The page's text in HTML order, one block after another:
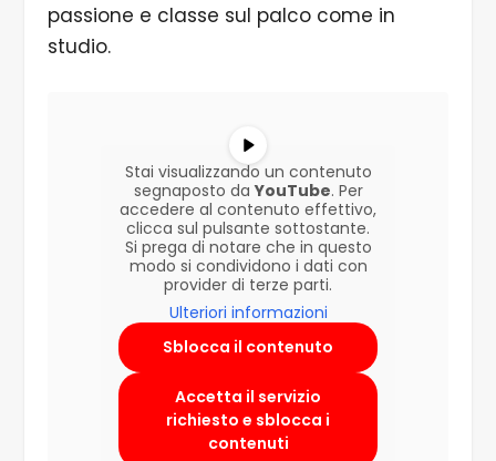
passione e classe sul palco come in
studio.
Stai visualizzando un contenuto
segnaposto daYouTube. Per
accedere al contenuto effettivo,
clicca sul pulsante sottostante.
Si prega di notare che in questo
modo si condividono i dati con
provider di terze parti.
Ulteriori informazioni
Sblocca il contenuto
Accetta il servizio
richiesto e sblocca i
contenuti